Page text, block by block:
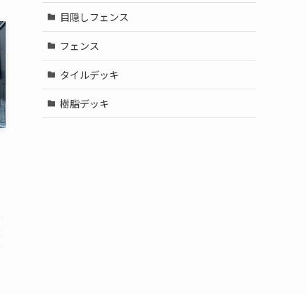
目隠しフェンス
フェンス
タイルデッキ
樹脂デッキ